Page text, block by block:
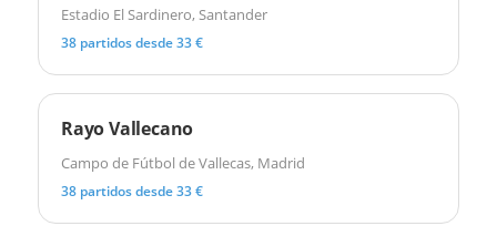
Estadio El Sardinero, Santander
38 partidos desde 33 €
Rayo Vallecano
Campo de Fútbol de Vallecas, Madrid
38 partidos desde 33 €